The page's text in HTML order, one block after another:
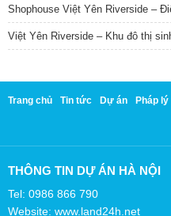
Shophouse Việt Yên Riverside –
Việt Yên Riverside – Khu đô thị
Trang chủ Tin tức Dự án Pháp lý
THÔNG TIN DỰ ÁN HÀ NỘI
Tel: 0986 866 790
Website: www.land24h.net